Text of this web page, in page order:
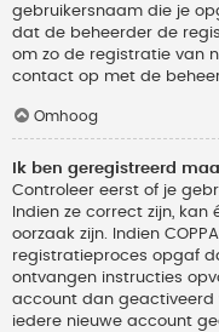
gebruikersnaam die je
dat de beheerder de
om zo de registratie van
contact op met de
Omhoog
Ik ben geregistreerd
Controleer eerst of je
Indien ze correct zijn, kan
oorzaak zijn. Indien
registratieproces opgaf
ontvangen instructies
account dan geactiveerd
iedere nieuwe account